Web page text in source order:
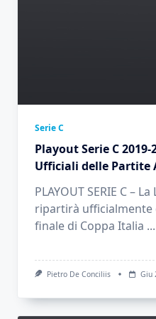
Serie C
Playout Serie C
Ufficiali delle Partite
PLAYOUT SERIE C –
ripartirà ufficialmente
finale di Coppa Italia ...
Pietro De Conciliis Giu